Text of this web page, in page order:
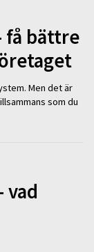
få bättre
Men det är
som du
vad